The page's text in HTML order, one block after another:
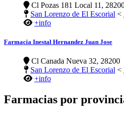
Cl Pozas 181 Local 11,
San Lorenzo de El Escorial <
+info
Farmacia Inestal Hernandez Juan Jose
Cl Canada Nueva 32, 28200
San Lorenzo de El Escorial <
+info
Farmacias por